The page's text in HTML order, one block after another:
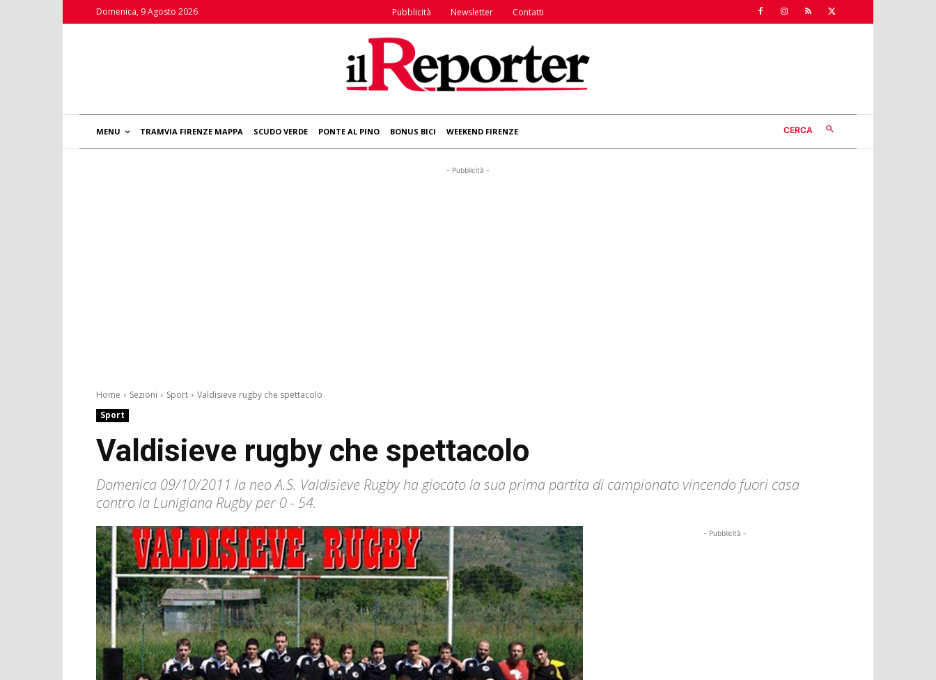
Domenica, 9 Agosto 2026 Pubblicità Newsletter Contatti
MENU TRAMVIA FIRENZE MAPPA SCUDO VERDE PONTE AL PINO BONUS BICI WEEKEND FIRENZE CERCA
- Pubblicità -
Home Sezioni Sport
Valdisieve rugby che spettacolo
Sport
Valdisieve rugby che spettacolo
Domenica 09/10/2011 la neo A.S. Valdisieve Rugby ha giocato la sua prima partita di campionato vincendo fuori casa
contro la Lunigiana Rugby per 0 - 54.
- Pubblicità -